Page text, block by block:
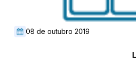
08 de outubro 2019